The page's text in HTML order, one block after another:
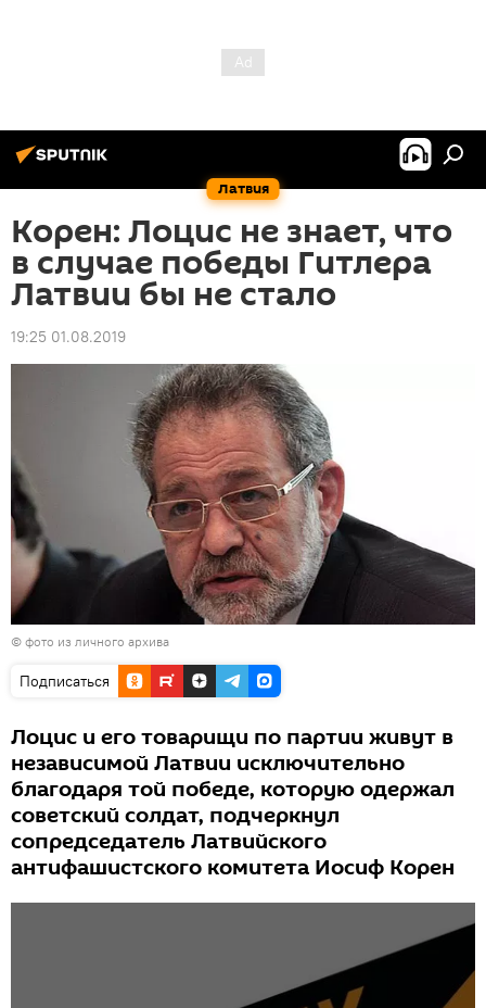
Латвия
Корен: Лоцис не знает, что
в случае победы Гитлера
Латвии бы не стало
19:25 01.08.2019
© фото из личного архива
Подписаться
Лоцис и его товарищи по партии живут в
независимой Латвии исключительно
благодаря той победе, которую одержал
советский солдат, подчеркнул
сопредседатель Латвийского
антифашистского комитета Иосиф Корен